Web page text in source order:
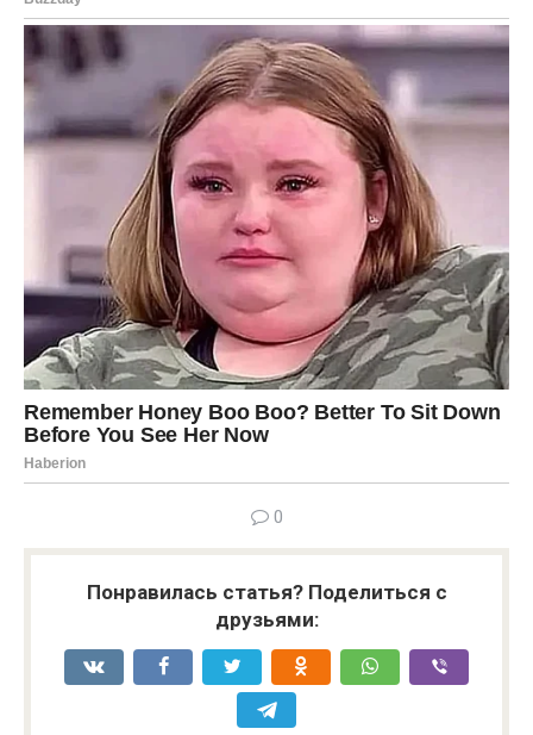
0
Понравилась статья? Поделиться с
друзьями: